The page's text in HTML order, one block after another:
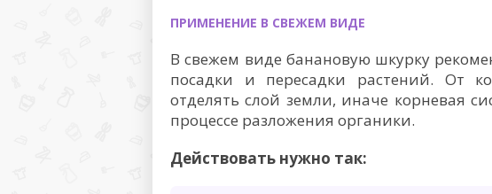
ПРИМЕНЕНИЕ В СВЕЖЕМ ВИДЕ
В свежем виде банановую шкурку
посадки и пересадки растений. От
отделять слой земли, иначе корневая
процессе разложения органики.
Действовать нужно так: